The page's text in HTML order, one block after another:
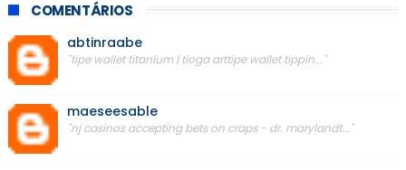
COMENTÁRIOS
abtinraabe
"tipe wallet titanium | tioga arttipe wallet tippin..."
maeseesable
"nj casinos accepting bets on craps - dr. marylandt..."